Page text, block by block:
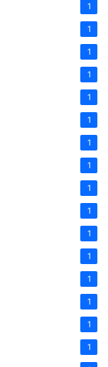
1
1
1
1
1
1
1
1
1
1
1
1
1
1
1
1